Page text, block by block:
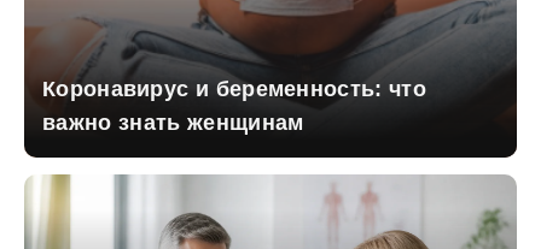
Коронавирус и беременность: что
важно знать женщинам